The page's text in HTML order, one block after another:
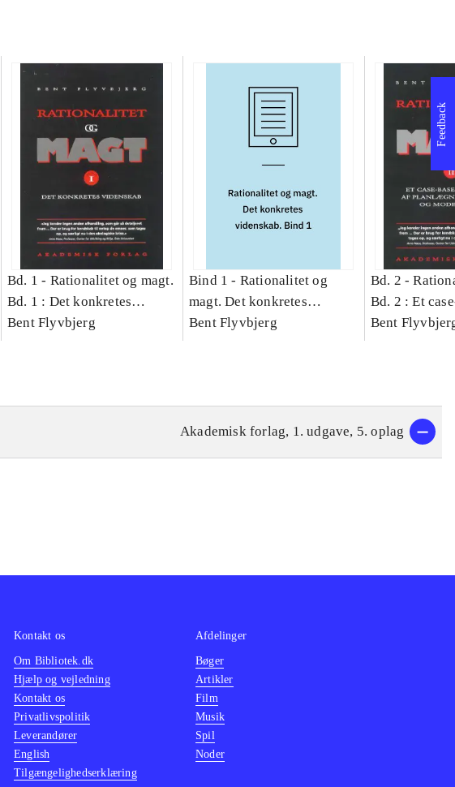
Bd. 1 - Rationalitet og magt.
Bd. 1 : Det konkretes
videnskab
Bent Flyvbjerg
Bind 1 - Rationalitet og
magt. Det konkretes
videnskab. Bind 1
Bent Flyvbjerg
Bd. 2 -
Bd. 2 : Et
studie af
Bent
Akademisk forlag, 1. udgave, 5. oplag
Feedback
Kontakt os
Om Bibliotek.dk
Hjælp og vejledning
Kontakt os
Privatlivspolitik
Leverandører
English
Tilgængelighedserklæring
Afdelinger
Bøger
Artikler
Film
Musik
Spil
Noder